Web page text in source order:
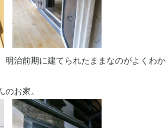
治前期に建てられたままなのがよくわか
お家。